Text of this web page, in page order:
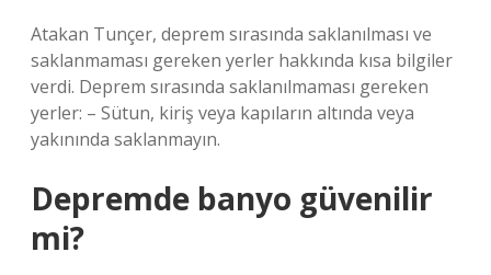
Atakan Tunçer, deprem sırasında saklanılması ve
saklanmaması gereken yerler hakkında kısa bilgiler
verdi. Deprem sırasında saklanılmaması gereken
yerler: – Sütun, kiriş veya kapıların altında veya
yakınında saklanmayın.
Depremde banyo güvenilir
mi?